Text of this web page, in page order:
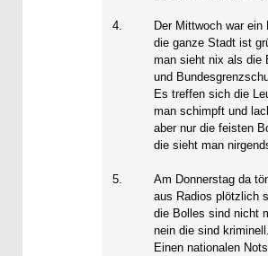
4.
Der Mittwoch war ein
die ganze Stadt ist
man sieht nix als die
und
Es treffen sich die
man schimpft und
aber nur die feisten
die sieht man
5.
Am Donnerstag da
aus Radios plötzlich
die Bolles sind nicht
nein die sind
Einen nationalen